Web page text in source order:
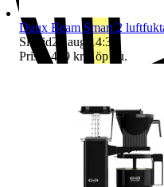
Duux Beam Smart 2
Sluttid24 aug 14:39
.
Pris:
1 499 kr, Köp nu.